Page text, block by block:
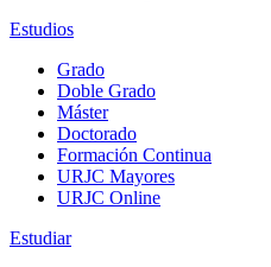
Estudios
Grado
Doble Grado
Máster
Doctorado
Formación Continua
URJC Mayores
URJC Online
Estudiar